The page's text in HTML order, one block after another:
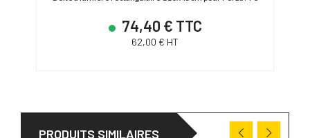
74,40 € TTC
62,00 € HT
PRODUITS SIMILAIRES